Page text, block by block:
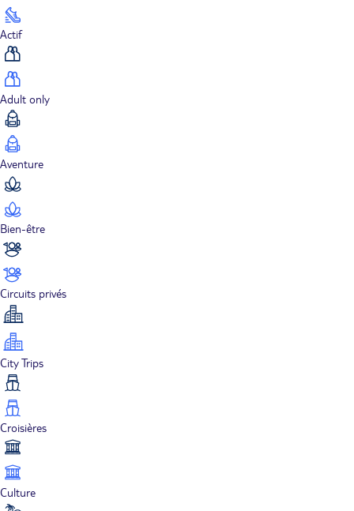
Actif
Adult only
Aventure
Bien-être
Circuits privés
City Trips
Croisières
Culture